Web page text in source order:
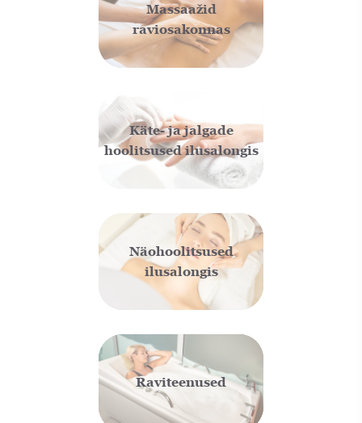
Massaažid
raviosakonnas
Käte- ja jalgade
hoolitsused ilusalongis
Näohoolitsused
ilusalongis
Raviteenused